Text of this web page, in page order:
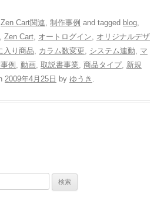
Zen Cart関連, 制作事例 and tagged blog,
, Zen Cart, オートログイン, オリジナルデザ
入り商品, カラム数変更, システム連動, マ
例 , 動画, 取説書事業, 商品タイプ, 新規
2009年4月25日 by ゆうき .